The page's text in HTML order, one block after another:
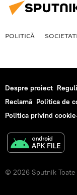
POLITICĂ
Despre proiect
Reclamă Politica de
Politica privind
© 2026 Sputnik